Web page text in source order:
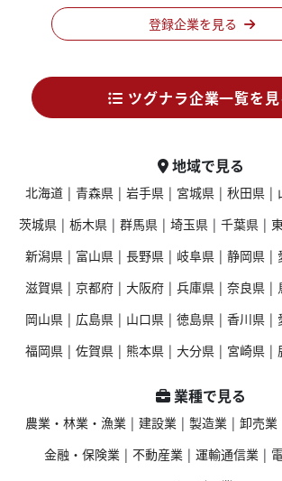
登録企業を見る
ツグナラ企業一覧を見
地域で見る
北海道 | 青森県 | 岩手県 | 宮城県 | 秋田県 |
茨城県 | 栃木県 | 群馬県 | 埼玉県 | 千葉県 |
新潟県 | 富山県 | 長野県 | 岐阜県 | 静岡県 |
滋賀県 | 京都府 | 大阪府 | 兵庫県 | 奈良県 |
岡山県 | 広島県 | 山口県 | 徳島県 | 香川県 |
福岡県 | 佐賀県 | 熊本県 | 大分県 | 宮崎県 |
業種で見る
農業・林業・漁業 | 建設業 | 製造業 | 卸売業
金融・保険業 | 不動産業 | 運輸通信業 |